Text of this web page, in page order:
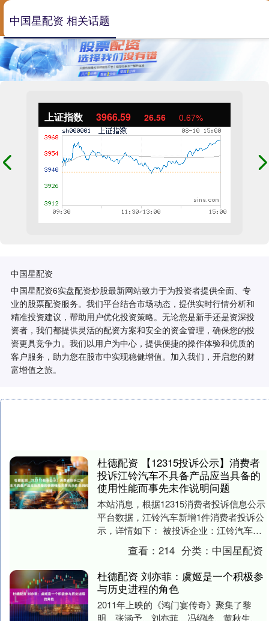
上证指数 3966.59 26.56 0.67%
中国星配资
中国星配资6实盘配资炒股最新网站致力于为投资者提供全面、专
业的股票配资服务。我们平台结合市场动态，提供实时行情分析和
精准投资建议，帮助用户优化投资策略。无论您是新手还是资深投
资者，我们都提供灵活的配资方案和安全的资金管理，确保您的投
资更具竞争力。我们以用户为中心，提供便捷的操作体验和优质的
客户服务，助力您在股市中实现稳健增值。加入我们，开启您的财
富增值之旅。
中国星配资 相关话题
杜德配资 【12315投诉公示】消费者
投诉江铃汽车不具备产品应当具备的
使用性能而事先未作说明问题
本站消息，根据12315消费者投诉信息公示
平台数据，江铃汽车新增1件消费者投诉公
示，详情如下： 被投诉企业：江铃汽车股
份有限公司投诉基本信息：2025年08月3....
查看：214 分类： 中国星配资
杜德配资 刘亦菲：虞姬是一个积极参
与历史进程的角色
2011年上映的《鸿门宴传奇》聚集了黎
明、张涵予、刘亦菲、冯绍峰、黄秋生、